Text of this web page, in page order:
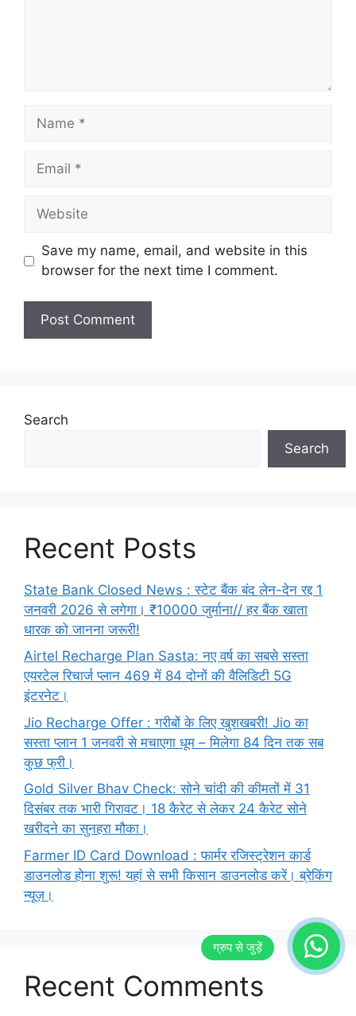
Name
Email
Website
Save my name, email, and website in this
browser for the next time I comment.
Search
Search
Recent Posts
State Bank Closed News : स्टेट बैंक बंद लेन-देन रद्द 1
जनवरी 2026 से लगेगा। ₹10000 जुर्माना// हर बैंक खाता
धारक को जानना जरूरी!
Airtel Recharge Plan Sasta: नए वर्ष का सबसे सस्ता
एयरटेल रिचार्ज प्लान 469 में 84 दोनों की वैलिडिटी 5G
इंटरनेट।
Jio Recharge Offer : गरीबों के लिए खुशखबरी! Jio का
सस्ता प्लान 1 जनवरी से मचाएगा धूम – मिलेगा 84 दिन तक सब
कुछ फ्री।
Gold Silver Bhav Check: सोने चांदी की कीमतों में 31
दिसंबर तक भारी गिरावट। 18 कैरेट से लेकर 24 कैरेट सोने
खरीदने का सुनहरा मौका।
Farmer ID Card Download : फार्मर रजिस्ट्रेशन कार्ड
डाउनलोड होना शुरू! यहां से सभी किसान डाउनलोड करें। ब्रेकिंग
न्यूज़।
Recent Comments